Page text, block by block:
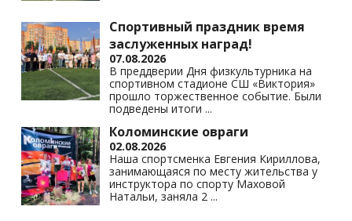
Спортивный праздник время
заслуженных наград!
07.08.2026
В преддверии Дня физкультурника на
спортивном стадионе СШ «Виктория»
прошло торжественное событие. Были
подведены итоги ...
Коломинские овраги
02.08.2026
Наша спортсменка Евгения Кириллова,
занимающаяся по месту жительства у
инструктора по спорту Маховой
Натальи, заняла 2 ...